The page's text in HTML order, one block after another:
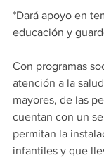
*Dará apoyo en
educación y
Con programas
atención a la
mayores, de las
cuentan con un
permitan la
infantiles y que